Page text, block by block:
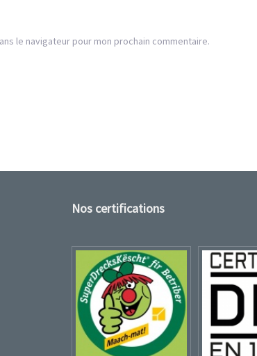
le navigateur pour mon prochain commentaire.
Nos certifications